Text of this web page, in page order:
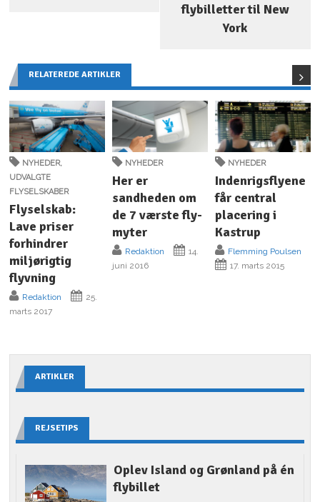
flybilletter til New
York
RELATEREDE ARTIKLER
NYHEDER,
UDVALGTE
FLYSELSKABER
Flyselskab:
Lave priser
forhindrer
miljørigtig
flyvning
Redaktion
25.
marts 2017
NYHEDER
Her er
sandheden om
de 7 værste fly-
myter
Redaktion
14.
juni 2016
NYHEDER
Indenrigsflyene
får central
placering i
Kastrup
Flemming Poulsen
17. marts 2015
ARTIKLER
REJSETIPS
Oplev Island og Grønland på én
flybillet